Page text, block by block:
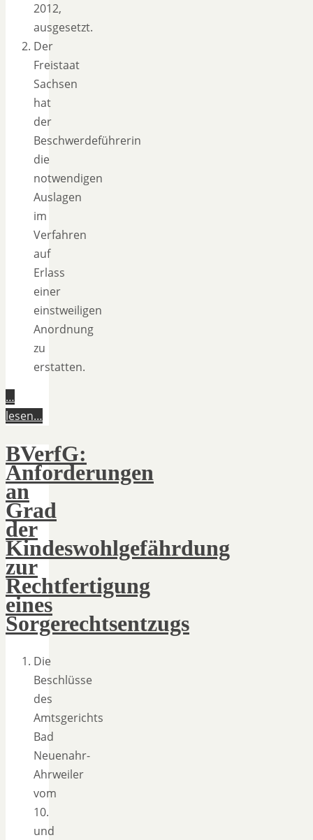
2012,
ausgesetzt.
Der
Freistaat
Sachsen
hat
der
Beschwerdeführerin
die
notwendigen
Auslagen
im
Verfahren
auf
Erlass
einer
einstweiligen
Anordnung
zu
erstatten.
…
lesen…
BVerfG:
Anforderungen
an
Grad
der
Kindeswohlgefährdung
zur
Rechtfertigung
eines
Sorgerechtsentzugs
Die
Beschlüsse
des
Amtsgerichts
Bad
Neuenahr-
Ahrweiler
vom
10.
und